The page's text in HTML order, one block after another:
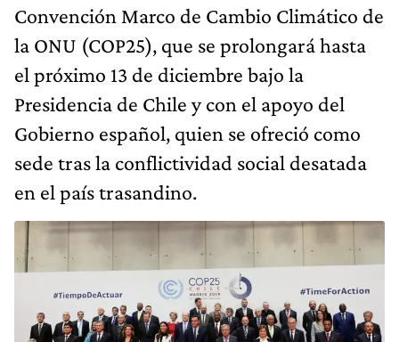
Convención Marco de Cambio Climático de
la ONU (COP25), que se prolongará hasta
el próximo 13 de diciembre bajo la
Presidencia de Chile y con el apoyo del
Gobierno español, quien se ofreció como
sede tras la conflictividad social desatada
en el país trasandino.